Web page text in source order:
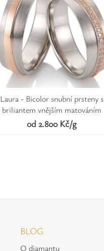
Laura - Bicolor snubní prsteny s
briliantem vnějším matováním
od 2.800 Kč/g
BLOG
O diamantu